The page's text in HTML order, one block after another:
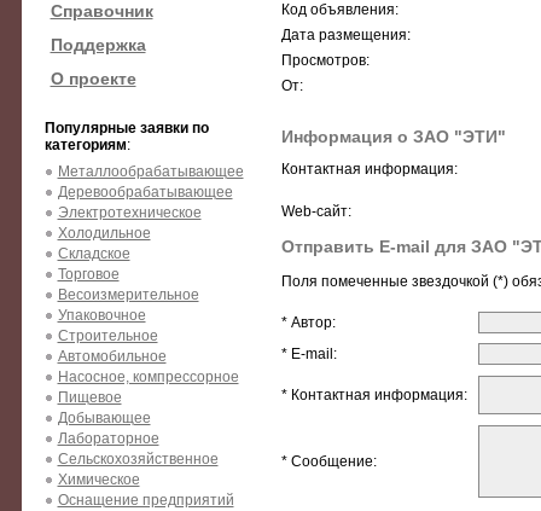
Справочник
Поддержка
О проекте
Популярные заявки по
категориям:
Металлообрабатывающее
Деревообрабатывающее
Электротехническое
Холодильное
Складское
Торговое
Весоизмерительное
Упаковочное
Строительное
Автомобильное
Насосное, компрессорное
Пищевое
Добывающее
Лабораторное
Сельскохозяйственное
Химическое
Оснащение предприятий
Код объявления:
Дата размещения:
Просмотров:
От:
Информация о ЗАО "ЭТИ"
Контактная информация:
Web-сайт:
Отправить E-mail для ЗАО
Поля помеченные звездочкой (*)
* Автор:
* E-mail:
* Контактная информация:
* Сообщение: